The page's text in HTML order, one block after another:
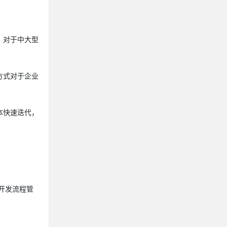
对于中大型
式对于企业
速迭代，
发流程管